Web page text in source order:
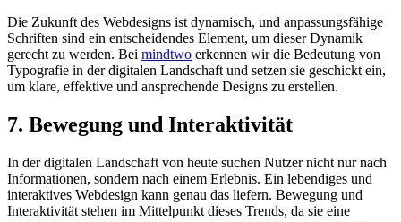
Die Zukunft des Webdesigns ist dynamisch, und anpassungsfähige
Schriften sind ein entscheidendes Element, um dieser Dynamik
gerecht zu werden. Bei mindtwo erkennen wir die Bedeutung von
Typografie in der digitalen Landschaft und setzen sie geschickt ein,
um klare, effektive und ansprechende Designs zu erstellen.
7. Bewegung und Interaktivität
In der digitalen Landschaft von heute suchen Nutzer nicht nur nach
Informationen, sondern nach einem Erlebnis. Ein lebendiges und
interaktives Webdesign kann genau das liefern. Bewegung und
Interaktivität stehen im Mittelpunkt dieses Trends, da sie eine